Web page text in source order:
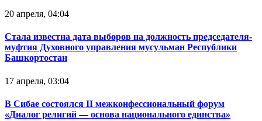
20 апреля, 04:04
Стала известна дата выборов на должность председателя-
муфтия Духовного управления мусульман Республики
Башкортостан
17 апреля, 03:04
В Сибае состоялся II межконфессиональный форум
«Диалог религий — основа национального единства»